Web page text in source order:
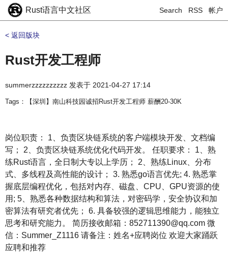
Rust语言中文社区 Search RSS 帐户
< 返回版块
Rust开发工程师
summerzzzzzzzzzz 发表于 2021-04-27 17:14
Tags：【深圳】南山科技园诚招Rust开发工程师 薪酬20-30K
岗位职责： 1、负责区块链系统的客户端模块开发、文档编
写； 2、负责区块链系统优化代码开发。 任职要求： 1、熟
练Rust语言，全日制大专以上学历； 2、熟练Linux、分布
式、多线程及高性能的设计； 3. 熟悉go语言优先; 4. 熟悉掌
握底层编程优化，包括对内存、磁盘、CPU、GPU资源的使
用; 5、熟悉各种数据结构和算法，对密码学，安全协议和加
密算法有研究者优先； 6. 具备较强的逻辑思维能力，能独立
思考和研究能力。 简历接收邮箱：852711390@qq.com 微
信：Summer_Z1116 请备注：姓名+应聘岗位 欢迎大家踊跃
应聘和推荐